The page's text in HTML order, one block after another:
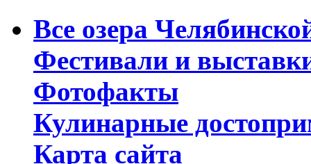
Все озера
Фестивали и
Фотофакты
Кулинарные
Карта сайта